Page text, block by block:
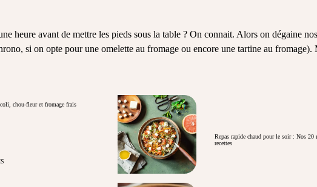
heure avant de mettre les pieds sous la table ? On connait. Alors on dégaine
si on opte pour une omelette au fromage ou encore une tartine au fromage).
chou-fleur et fromage frais
Repas rapide chaud pour le soir : Nos 20
recettes